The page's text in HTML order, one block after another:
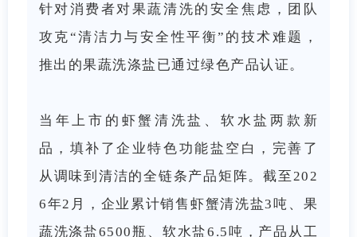
针对消费者对果蔬清洗的安全焦虑，团队
攻克“清洁力与安全性平衡”的技术难题，
推出的果蔬洗涤盐已通过绿色产品认证。
当年上市的虾蟹清洗盐、软水盐两款新
品，填补了企业特色功能盐空白，完善了
从调味到清洁的全链条产品矩阵。截至202
6年2月，企业累计销售虾蟹清洗盐3吨、果
蔬洗涤盐6500瓶、软水盐6.5吨，产品从工